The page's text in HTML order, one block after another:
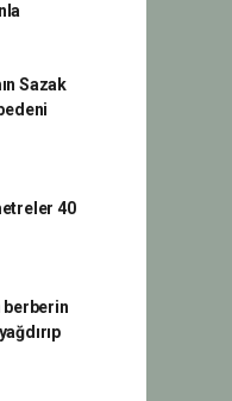
Sazak
40
berberin